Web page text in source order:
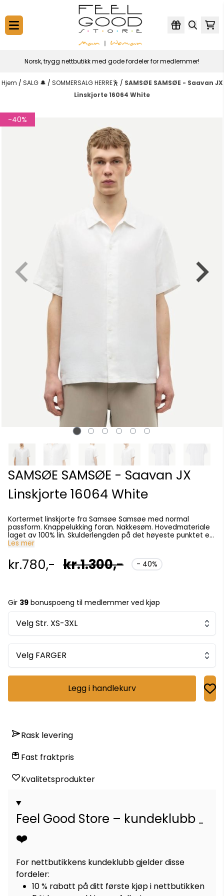
Norsk, trygg nettbutikk med gode fordeler for medlemmer!
Hjem / SALG 🔔 / SOMMERSALG HERRE🕺 / SAMSØE SAMSØE - Saavan JX
Linskjorte 16064 White
-40%
SAMSØE SAMSØE - Saavan JX
Linskjorte 16064 White
Kortermet linskjorte fra Samsøe Samsøe med normal
passform. Knappelukking foran. Nakkesøm. Hovedmateriale
laget av 100% lin. Skulderlengden på det høyeste punktet er
78,8 cm i størrelse L. Modellen er 188 cm og har på seg
Les mer
kr.780,- kr.1.300,- - 40%
Gir 39 bonuspoeng til medlemmer ved kjøp
Velg Str. XS-3XL
Velg FARGER
Legg i handlekurv
Rask levering
Fast fraktpris
Kvalitetsprodukter
Feel Good Store – kundeklubb
❤️
For nettbutikkens kundeklubb gjelder disse
fordeler:
10 % rabatt på ditt første kjøp i nettbutikken